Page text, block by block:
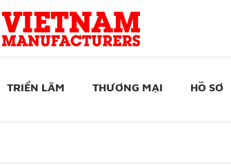
TRIỂN LÃM THƯƠNG MẠI HỒ SƠ